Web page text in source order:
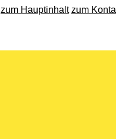
zum Hauptinhalt zum